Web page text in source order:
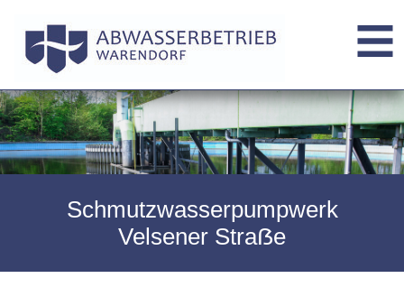
Schmutzwasserpumpwerk
Velsener Straẞe